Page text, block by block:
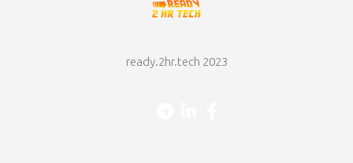
ready.2hr.tech 2023